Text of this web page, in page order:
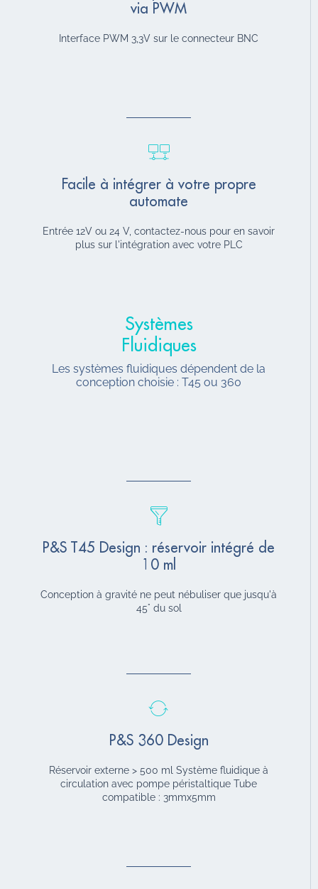
via PWM
Interface PWM 3,3V sur le connecteur BNC
Facile à intégrer à votre propre
automate
Entrée 12V ou 24 V, contactez-nous pour en savoir
plus sur l'intégration avec votre PLC
Systèmes
Fluidiques
Les systèmes fluidiques dépendent de la
conception choisie : T45 ou 360
P&S T45 Design : réservoir intégré de
10 ml
Conception à gravité ne peut nébuliser que jusqu'à
45° du sol
P&S 360 Design
Réservoir externe > 500 ml Système fluidique à
circulation avec pompe péristaltique Tube
compatible : 3mmx5mm